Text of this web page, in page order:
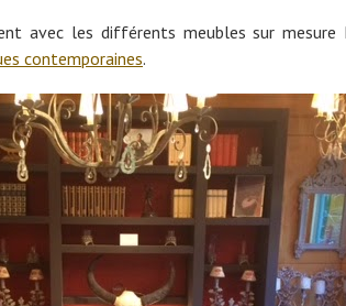
avec les différents meubles sur mesure
contemporaines.